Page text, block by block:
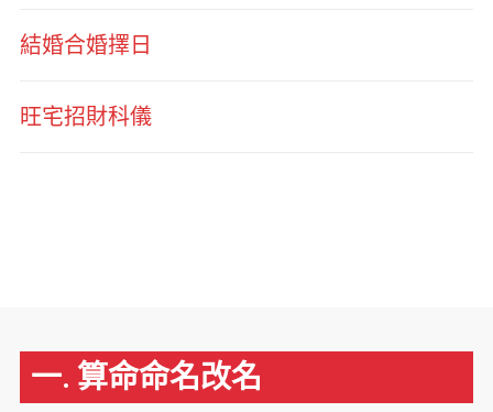
結婚合婚擇日
旺宅招財科儀
一. 算命命名改名